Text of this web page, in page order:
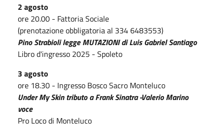
2 agosto
ore 20.00 - Fattoria Sociale
(prenotazione obbligatoria al 334 6483553)
Pino Strabioli legge MUTAZIONI di Luis Gabriel Santiago
Libro d'ingresso 2025 - Spoleto
3 agosto
ore 18.30 - Ingresso Bosco Sacro Monteluco
Under My Skin tributo a Frank Sinatra -Valerio Marino
voce
Pro Loco di Monteluco